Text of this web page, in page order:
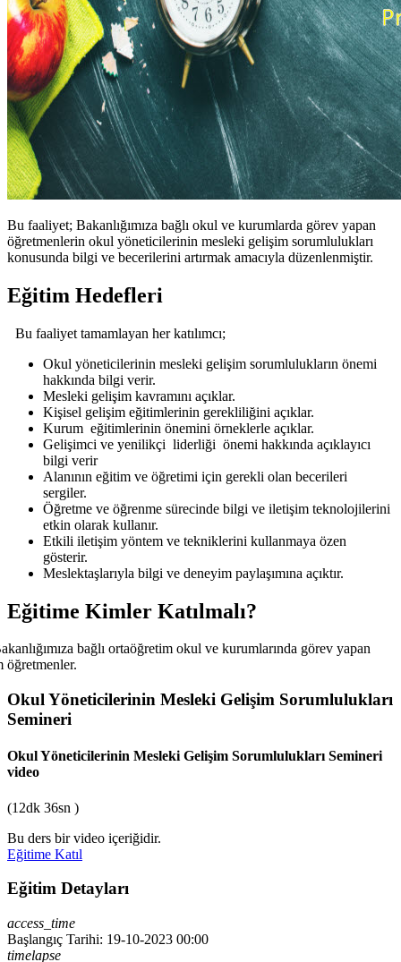
Bu faaliyet; Bakanlığımıza bağlı okul ve kurumlarda görev yapan
öğretmenlerin okul yöneticilerinin mesleki gelişim sorumlulukları
konusunda bilgi ve becerilerini artırmak amacıyla düzenlenmiştir.
Eğitim Hedefleri
Bu faaliyet tamamlayan her katılımcı;
Okul yöneticilerinin mesleki gelişim sorumlulukların önemi
hakkında bilgi verir.
Mesleki gelişim kavramını açıklar.
Kişisel gelişim eğitimlerinin gerekliliğini açıklar.
Kurum eğitimlerinin önemini örneklerle açıklar.
Gelişimci ve yenilikçi liderliği önemi hakkında açıklayıcı
bilgi verir
Alanının eğitim ve öğretimi için gerekli olan becerileri
sergiler.
Öğretme ve öğrenme sürecinde bilgi ve iletişim teknolojilerini
etkin olarak kullanır.
Etkili iletişim yöntem ve tekniklerini kullanmaya özen
gösterir.
Meslektaşlarıyla bilgi ve deneyim paylaşımına açıktır.
Eğitime Kimler Katılmalı?
bağlı ortaöğretim okul ve kurumlarında görev yapan
öğretmenler.
Okul Yöneticilerinin Mesleki Gelişim Sorumlulukları
Semineri
Okul Yöneticilerinin Mesleki Gelişim Sorumlulukları Semineri
video
(12dk 36sn )
Bu ders bir video içeriğidir.
Eğitime Katıl
Eğitim Detayları
access_time
Başlangıç Tarihi: 19-10-2023 00:00
timelapse